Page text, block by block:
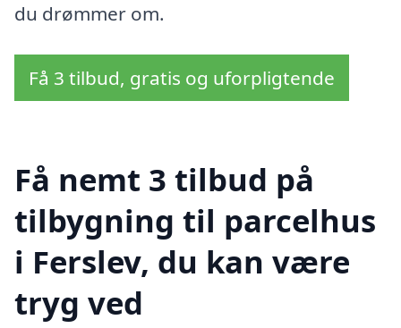
du drømmer om.
Få 3 tilbud, gratis og uforpligtende
Få nemt 3 tilbud på
tilbygning til parcelhus
i Ferslev, du kan være
tryg ved